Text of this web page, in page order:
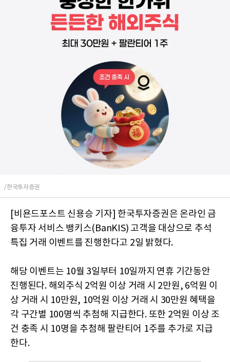
/한국투자증권
[비욘드포스트 신용승 기자] 한국투자증권은 온라인 금
융투자 서비스 뱅키스(BanKIS) 고객을 대상으로 추석
특집 거래 이벤트를 진행한다고 2일 밝혔다.
해당 이벤트는 10월 3일부터 10일까지 연휴 기간동안
진행된다. 해외주식 2억원 이상 거래 시 2만원, 6억원 이
상 거래 시 10만원, 10억원 이상 거래 시 30만원 혜택을
각 구간별 100명씩 추첨해 지급한다. 또한 2억원 이상 조
건 충족 시 10명을 추첨해 팔란티어 1주를 추가로 지급
한다.